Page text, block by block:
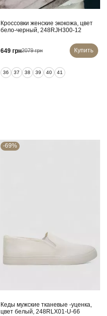
Кроссовки женские экокожа, цвет
бело-черный, 248RJH300-12
649 грн2079 грн Купить
36 37 38 39 40 41
-69%
Кеды мужские тканевые -уценка,
цвет белый, 248RLX01-U-66